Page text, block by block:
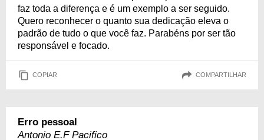
faz toda a diferença e é um exemplo a ser seguido.
Quero reconhecer o quanto sua dedicação eleva o
padrão de tudo o que você faz. Parabéns por ser tão
responsável e focado.
COPIAR COMPARTILHAR
Erro pessoal
Antonio E.F Pacifico